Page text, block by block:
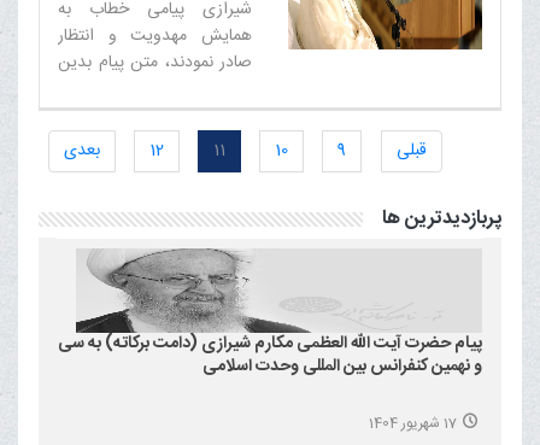
شیرازی پیامی خطاب به
همایش مهدویت و انتظار
صادر نمودند، متن پیام بدین
قبلی 9
10
11
12 بعدی
پربازدیدترین ها
پیام حضرت آیت الله العظمی مکارم شیرازی (دامت برکاته) به سی
و نهمین کنفرانس بین المللی وحدت اسلامی
17 شهریور 1404